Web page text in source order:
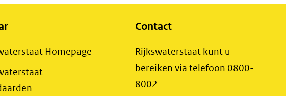
Homepage
Contact
Rijkswaterstaat kunt u
bereiken via telefoon 0800-
8002